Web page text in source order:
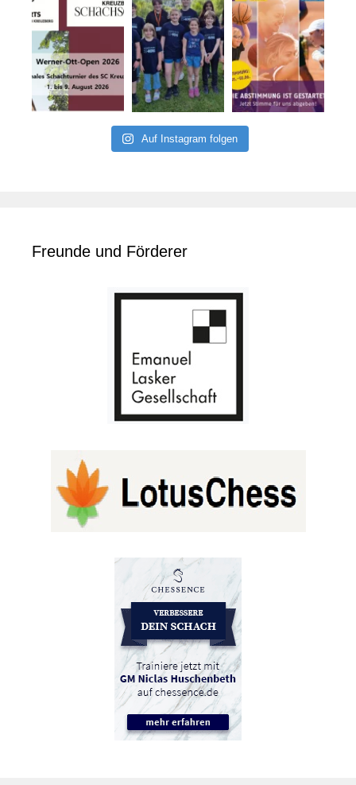
Auf Instagram folgen
Freunde und Förderer